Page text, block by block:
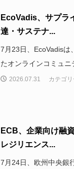
EcoVadis、サプラ
達・サステナ...
7月23日、EcoVadisは
たオンラインコミュニ
2026.07.31 カテゴ
ECB、企業向け融
レジリエンス...
7月24日、欧州中央銀